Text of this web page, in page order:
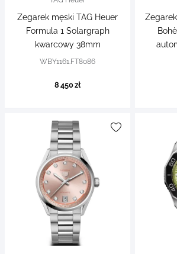
Zegarek męski TAG Heuer
Formula 1 Solargraph
kwarcowy 38mm
WBY1161.FT8086
8 450 zł